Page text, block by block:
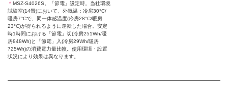
＊ MSZ-S4026S。「節電」設定時。当社環境
試験室(14畳)において、外気温：冷房30°C/
暖房7°Cで、同一体感温度(冷房28°C/暖房
23°C)が得られるように運転した場合。安定
時1時間における「節電」切(冷房251Wh/暖
房848Wh)と「節電」入(冷房29Wh/暖房
725Wh)の消費電力量比較。使用環境・設置
状況により効果は異なります。